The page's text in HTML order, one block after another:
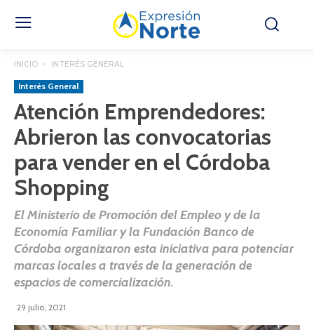
INICIO INTERÉS GENERAL
Interés General
Atención Emprendedores:
Abrieron las convocatorias
para vender en el Córdoba
Shopping
El Ministerio de Promoción del Empleo y de la
Economía Familiar y la Fundación Banco de
Córdoba organizaron esta iniciativa para potenciar
marcas locales a través de la generación de
espacios de comercialización.
29 julio, 2021